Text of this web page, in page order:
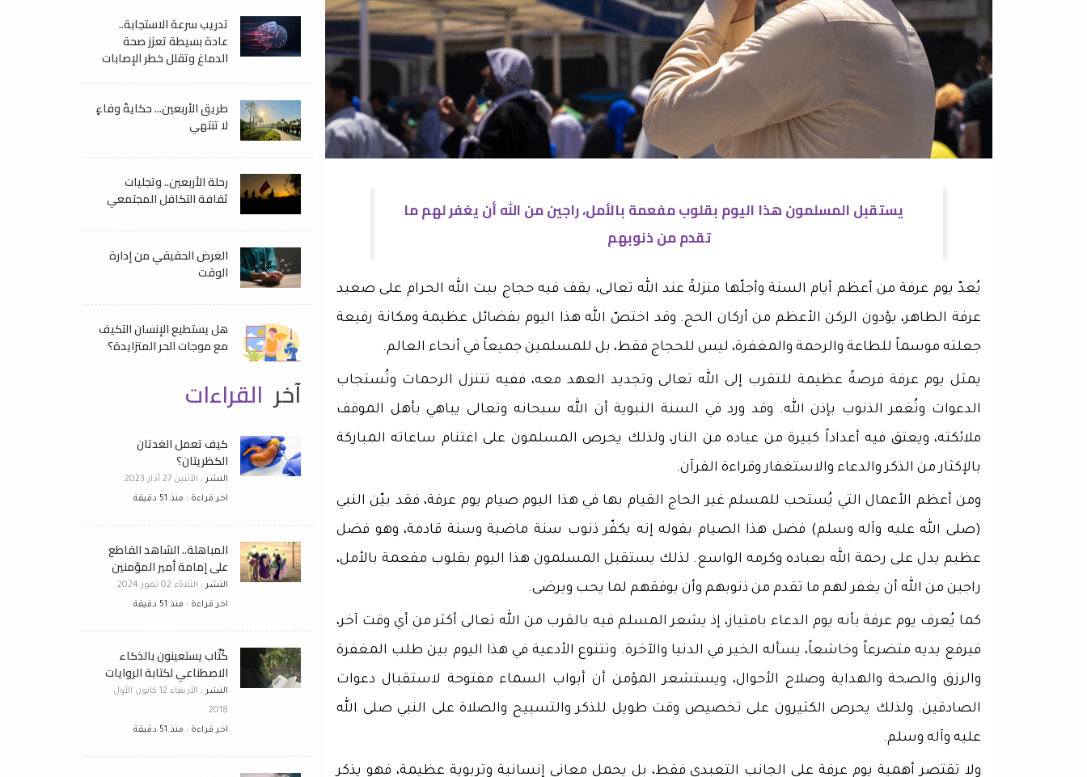
يستقبل المسلمون هذا اليوم بقلوب مفعمة بالأمل، راجين من الله أن يغفر لهم ما
تقدم من ذنوبهم
يُعدّ يوم عرفة من أعظم أيام السنة وأجلّها منزلةً عند الله تعالى، يقف فيه حجاج بيت الله الحرام على صعيد
عرفة الطاهر، يؤدون الركن الأعظم من أركان الحج. وقد اختصّ الله هذا اليوم بفضائل عظيمة ومكانة رفيعة
جعلته موسماً للطاعة والرحمة والمغفرة، ليس للحجاج فقط، بل للمسلمين جميعاً في أنحاء العالم.
يمثل يوم عرفة فرصةً عظيمة للتقرب إلى الله تعالى وتجديد العهد معه، ففيه تتنزل الرحمات وتُستجاب
الدعوات وتُغفر الذنوب بإذن الله. وقد ورد في السنة النبوية أن الله سبحانه وتعالى يباهي بأهل الموقف
ملائكته، ويعتق فيه أعداداً كبيرة من عباده من النار، ولذلك يحرص المسلمون على اغتنام ساعاته المباركة
بالإكثار من الذكر والدعاء والاستغفار وقراءة القرآن.
ومن أعظم الأعمال التي يُستحب للمسلم غير الحاج القيام بها في هذا اليوم صيام يوم عرفة، فقد بيّن النبي
(صلى الله عليه وآله وسلم) فضل هذا الصيام بقوله إنه يكفّر ذنوب سنة ماضية وسنة قادمة، وهو فضل
عظيم يدل على رحمة الله بعباده وكرمه الواسع. لذلك يستقبل المسلمون هذا اليوم بقلوب مفعمة بالأمل،
راجين من الله أن يغفر لهم ما تقدم من ذنوبهم وأن يوفقهم لما يحب ويرضى.
كما يُعرف يوم عرفة بأنه يوم الدعاء بامتياز، إذ يشعر المسلم فيه بالقرب من الله تعالى أكثر من أي وقت آخر،
فيرفع يديه متضرعاً وخاشعاً، يسأله الخير في الدنيا والآخرة. وتتنوع الأدعية في هذا اليوم بين طلب المغفرة
والرزق والصحة والهداية وصلاح الأحوال، ويستشعر المؤمن أن أبواب السماء مفتوحة لاستقبال دعوات
الصادقين. ولذلك يحرص الكثيرون على تخصيص وقت طويل للذكر والتسبيح والصلاة على النبي صلى الله
عليه وآله وسلم.
ولا تقتصر أهمية يوم عرفة على الجانب التعبدي فقط، بل يحمل معاني إنسانية وتربوية عظيمة، فهو يذكر
تدريب سرعة الاستجابة..
عادة بسيطة تعزز صحة
الدماغ وتقلل خطر الإصابات
طريق الأربعين... حكايةُ وفاءٍ
لا تنتهي
رحلة الأربعين.. وتجليات
ثقافة التكافل المجتمعي
الغرض الحقيقي من إدارة
الوقت
هل يستطيع الإنسان التكيف
مع موجات الحر المتزايدة؟
آخر القراءات
كيف تعمل الغدتان
الكظريتان؟
النشر : الأثنين 27 آذار 2023
اخر قراءة : منذ 51 دقيقة
المباهلة.. الشاهد القاطع
على إمامة أمير المؤمنين
النشر : الثلاثاء 02 تموز 2024
اخر قراءة : منذ 51 دقيقة
كُتّاب يستعينون بالذكاء
الاصطناعي لكتابة الروايات
النشر :
الأربعاء 12 كانون الأول
2018
اخر قراءة : منذ 51 دقيقة